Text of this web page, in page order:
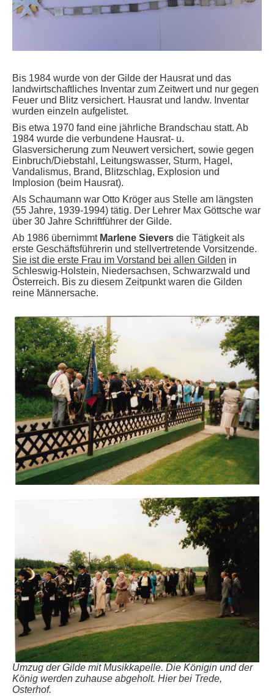
Bis 1984 wurde von der Gilde der Hausrat und das
landwirtschaftliches Inventar zum Zeitwert und nur gegen
Feuer und Blitz versichert. Hausrat und landw. Inventar
wurden einzeln aufgelistet.
Bis etwa 1970 fand eine jährliche Brandschau statt. Ab
1984 wurde die verbundene Hausrat- u.
Glasversicherung zum Neuwert versichert, sowie gegen
Einbruch/Diebstahl, Leitungswasser, Sturm, Hagel,
Vandalismus, Brand, Blitzschlag, Explosion und
Implosion (beim Hausrat).
Als Schaumann war Otto Kröger aus Stelle am längsten
(55 Jahre, 1939-1994) tätig. Der Lehrer Max Göttsche war
über 30 Jahre Schriftführer der Gilde.
Ab 1986 übernimmt Marlene Sievers die Tätigkeit als
erste Geschäftsführerin und stellvertretende Vorsitzende.
Sie ist die erste Frau im Vorstand bei allen Gilden in
Schleswig-Holstein, Niedersachsen, Schwarzwald und
Österreich. Bis zu diesem Zeitpunkt waren die Gilden
reine Männersache.
Umzug der Gilde mit Musikkapelle. Die Königin und der
König werden zuhause abgeholt. Hier bei Trede,
Osterhof.